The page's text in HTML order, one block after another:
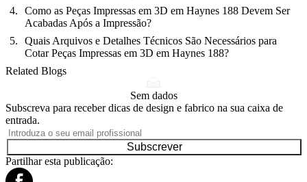
Como as Peças Impressas em 3D em Haynes 188 Devem Ser
Acabadas Após a Impressão?
Quais Arquivos e Detalhes Técnicos São Necessários para
Cotar Peças Impressas em 3D em Haynes 188?
Related Blogs
Sem dados
Subscreva para receber dicas de design e fabrico na sua caixa de
entrada.
Subscrever
Partilhar esta publicação: